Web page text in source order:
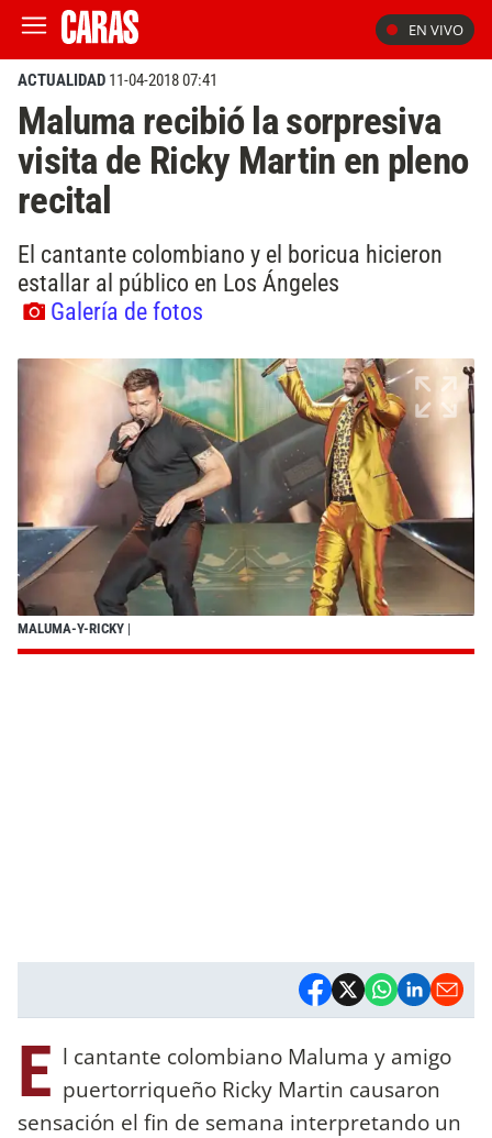
EN VIVO
ACTUALIDAD 11-04-2018 07:41
Maluma recibió la sorpresiva
visita de Ricky Martin en pleno
recital
El cantante colombiano y el boricua hicieron
estallar al público en Los Ángeles
Galería de fotos
MALUMA-Y-RICKY |
E l cantante colombiano Maluma y amigo
puertorriqueño Ricky Martin causaron
sensación el fin de semana interpretando un